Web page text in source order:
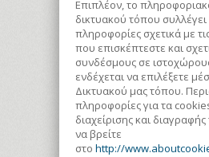
Επιπλέον, το
δικτυακού τόπου
πληροφορίες σχετικά με
που επισκέπτεστε και
συνδέσμους σε
ενδέχεται να επιλέξετε
Δικτυακού μας τόπου.
πληροφορίες για τα
διαχείρισης και
να βρείτε
στο http://